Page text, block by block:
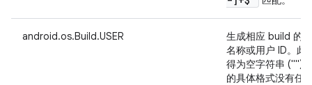
android.os.Build.USER
生成相应 build 的
名称或用户 ID。此
得为空字符串 ("")
的具体格式没有任